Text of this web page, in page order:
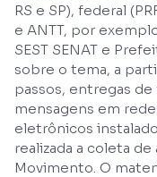
RS e SP), federal
e ANTT, por
SEST SENAT e
sobre o tema, a
passos, entregas
mensagens em
eletrônicos
realizada a coleta
Movimento. O